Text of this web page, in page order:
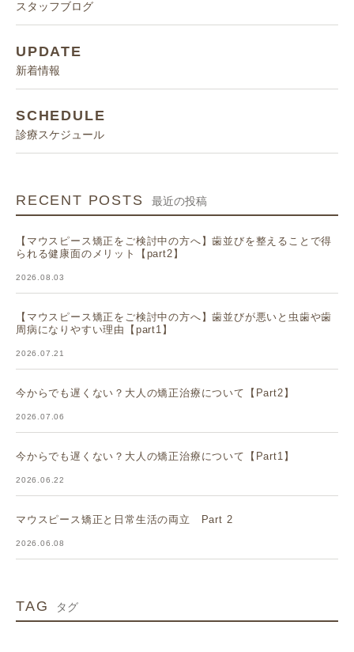
スタッフブログ
UPDATE
新着情報
SCHEDULE
診療スケジュール
RECENT POSTS 最近の投稿
【マウスピース矯正をご検討中の方へ】歯並びを整えることで得
られる健康面のメリット【part2】
2026.08.03
【マウスピース矯正をご検討中の方へ】歯並びが悪いと虫歯や歯
周病になりやすい理由【part1】
2026.07.21
今からでも遅くない？大人の矯正治療について【Part2】
2026.07.06
今からでも遅くない？大人の矯正治療について【Part1】
2026.06.22
マウスピース矯正と日常生活の両立 Part 2
2026.06.08
TAG タグ